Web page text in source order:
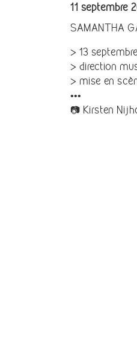
11 septembre
SAMANTHA
> 13
> direction
> mise en
•••
📷 Kirsten